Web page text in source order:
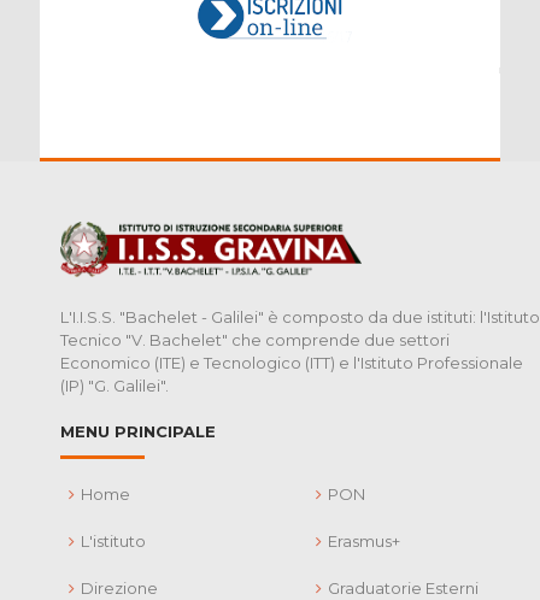
L'I.I.S.S. "Bachelet - Galilei" è composto da due istituti: l'Istituto
Tecnico "V. Bachelet" che comprende due settori
Economico (ITE) e Tecnologico (ITT) e l'Istituto Professionale
(IP) "G. Galilei".
MENU PRINCIPALE
Home
L'istituto
Direzione
PON
Erasmus+
Graduatorie Esterni